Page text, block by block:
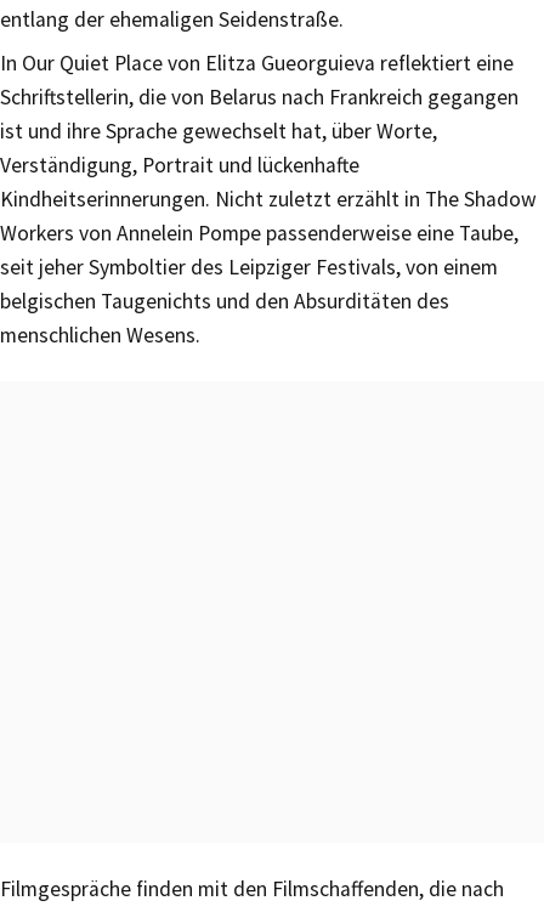
entlang der ehemaligen Seidenstraße.
In Our Quiet Place von Elitza Gueorguieva reflektiert eine
Schriftstellerin, die von Belarus nach Frankreich gegangen
ist und ihre Sprache gewechselt hat, über Worte,
Verständigung, Portrait und lückenhafte
Kindheitserinnerungen. Nicht zuletzt erzählt in The Shadow
Workers von Annelein Pompe passenderweise eine Taube,
seit jeher Symboltier des Leipziger Festivals, von einem
belgischen Taugenichts und den Absurditäten des
menschlichen Wesens.
Filmgespräche finden mit den Filmschaffenden, die nach